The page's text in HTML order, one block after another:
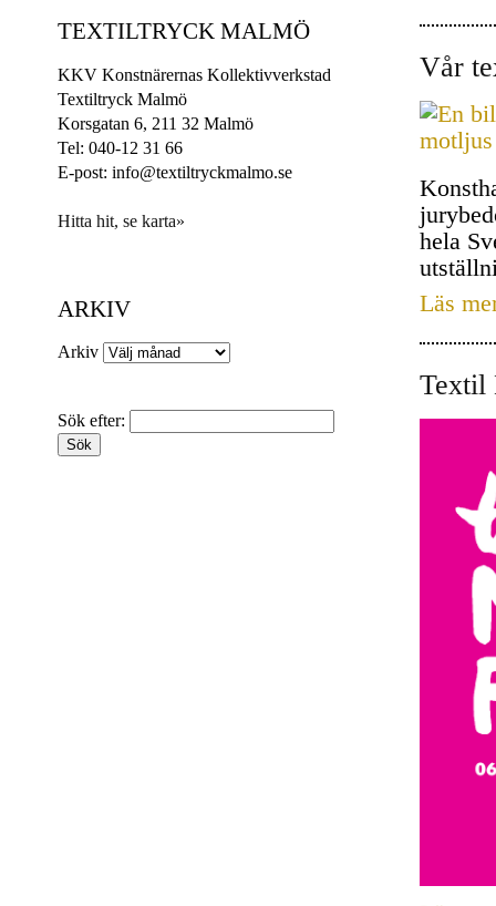
Vår
hela
Läs
Textil
TEXTILTRYCK MALMÖ
KKV Konstnärernas Kollektivverkstad
Textiltryck Malmö
Korsgatan 6, 211 32 Malmö
Tel: 040-12 31 66
E-post: info@textiltryckmalmo.se
Hitta hit, se karta»
ARKIV
Arkiv
Sök efter: